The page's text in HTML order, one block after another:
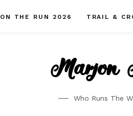
ON THE RUN 2026 TRAIL &
Marjon
Who Runs The